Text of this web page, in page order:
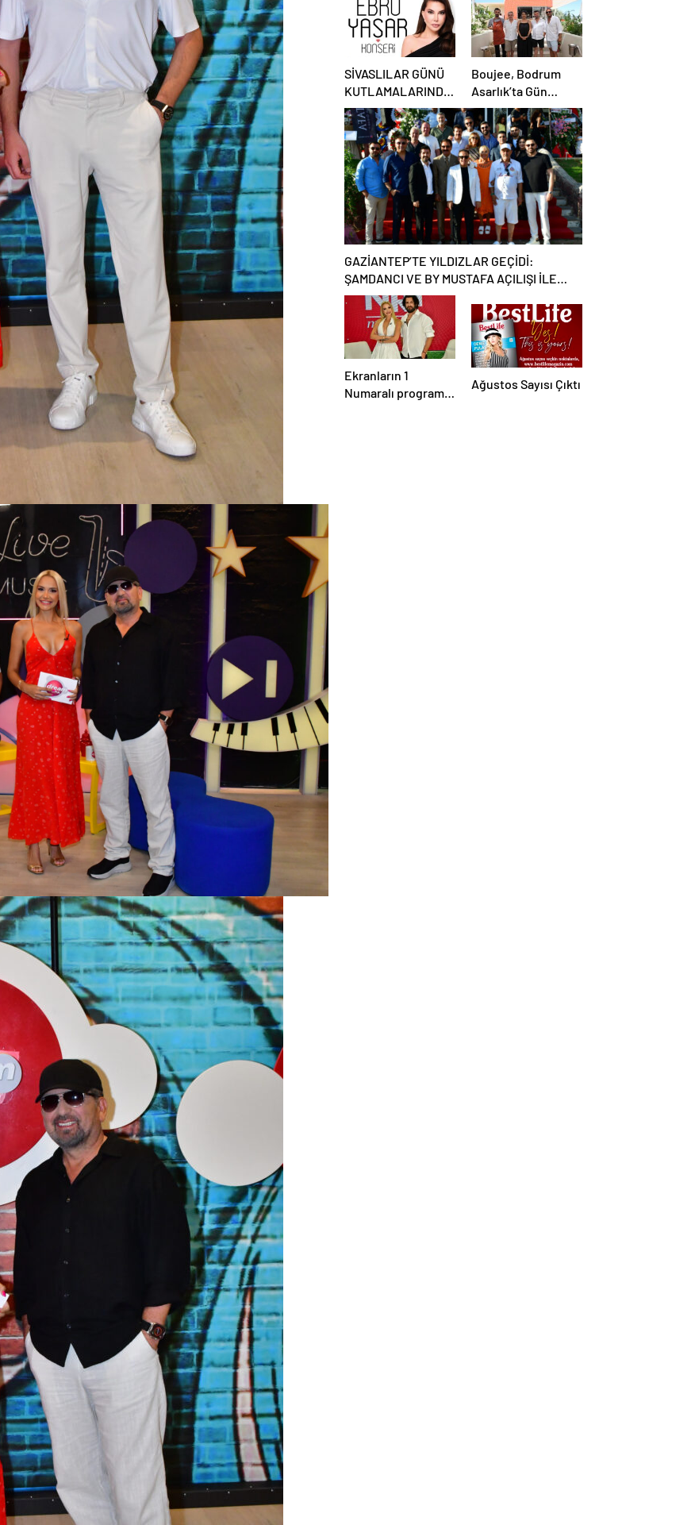
SİVASLILAR GÜNÜ
KUTLAMALARINDA
EBRU YAŞAR
RÜZGARI ESECEK!
Boujee, Bodrum
Asarlık’ta Gün
Batımının En Şık
Adresi Oldu
GAZİANTEP’TE YILDIZLAR GEÇİDİ:
ŞAMDANCI VE BY MUSTAFA AÇILIŞI İLE
GREEN PARK’TA GÖRKEMLİ GALA
Ekranların 1
Numaralı programı
Ağustos Sayısı Çıktı